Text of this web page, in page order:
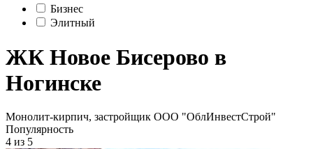
Бизнес
Элитный
ЖК Новое Бисерово в
Ногинске
Монолит-кирпич, застройщик ООО "ОблИнвестСтрой"
Популярность
4 из 5